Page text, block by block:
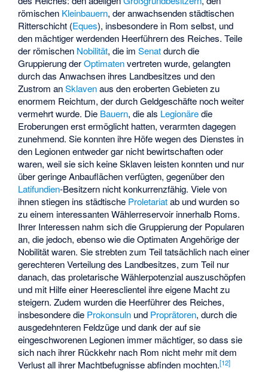
römischen Kleinbauern, der anwachsenden städtischen
Ritterschicht (Eques), insbesondere in Rom selbst, und
den mächtiger werdenden Heerführern des Reiches. Teile
der römischen Nobilität, die imSenatdurch die
Gruppierung derOptimatenvertreten wurde, gelangten
durch das Anwachsen ihres Landbesitzes und den
Zustrom anSklavenaus den eroberten Gebieten zu
enormem Reichtum, der durch Geldgeschäfte noch weiter
vermehrt wurde. Die Bauern, die als Legionäredie
Eroberungen erst ermöglicht hatten, verarmten dagegen
zunehmend. Sie konnten ihre Höfe wegen des Dienstes in
den Legionen entweder gar nicht bewirtschaften oder
waren, weil sie sich keine Sklaven leisten konnten und nur
über geringe Anbauflächen verfügten, gegenüber den
Latifundien-Besitzern nicht konkurrenzfähig. Viele von
ihnen stiegen ins städtische Proletariatab und wurden so
zu einem interessanten Wählerreservoir innerhalb Roms.
Ihrer Interessen nahm sich die Gruppierung der Popularen
an, die jedoch, ebenso wie die Optimaten Angehörige der
Nobilität waren. Sie strebten zum Teil tatsächlich nach einer
gerechteren Verteilung des Landbesitzes, zum Teil nur
danach, das proletarische Wählerpotenzial auszuschöpfen
und mit Hilfe einer Heeresclientel ihre eigene Macht zu
steigern. Zudem wurden die Heerführer des Reiches,
insbesondere die Prokonsuln und Proprätoren, durch die
ausgedehnteren Feldzüge und dank der auf sie
eingeschworenen Legionen immer mächtiger, so dass sie
sich nach ihrer Rückkehr nach Rom nicht mehr mit dem
Verlust all ihrer Machtbefugnisse abfinden mochten.[12]